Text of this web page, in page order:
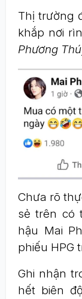
Thị trường
khắp nơi
Phương
Chưa rõ
sẻ trên có
hậu Mai
phiếu HPG
Ghi nhận
hết biên